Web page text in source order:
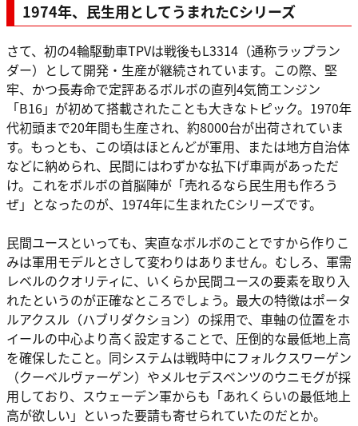
1974年、民生用としてうまれたCシリーズ
さて、初の4輪駆動車TPVは戦後もL3314（通称ラップラン
ダー）として開発・生産が継続されています。この際、堅
牢、かつ長寿命で定評あるボルボの直列4気筒エンジン
「B16」が初めて搭載されたことも大きなトピック。1970年
代初頭まで20年間も生産され、約8000台が出荷されていま
す。もっとも、この頃はほとんどが軍用、または地方自治体
などに納められ、民間にはわずかな払下げ車両があっただ
け。これをボルボの首脳陣が「売れるなら民生用も作ろう
ぜ」となったのが、1974年に生まれたCシリーズです。
民間ユースといっても、実直なボルボのことですから作りこ
みは軍用モデルとさして変わりはありません。むしろ、軍需
レベルのクオリティに、いくらか民間ユースの要素を取り入
れたというのが正確なところでしょう。最大の特徴はポータ
ルアクスル（ハブリダクション）の採用で、車軸の位置をホ
イールの中心より高く設定することで、圧倒的な最低地上高
を確保したこと。同システムは戦時中にフォルクスワーゲン
（クーベルヴァーゲン）やメルセデスベンツのウニモグが採
用しており、スウェーデン軍からも「あれくらいの最低地上
高が欲しい」といった要請も寄せられていたのだとか。